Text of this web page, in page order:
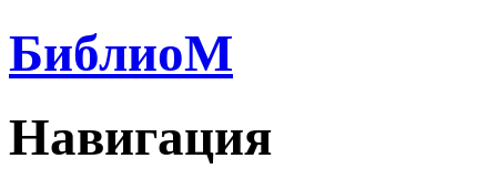
БиблиоМ
Навигация